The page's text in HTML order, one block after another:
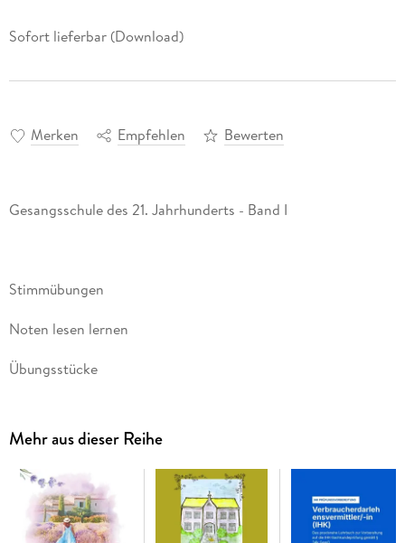
Sofort lieferbar (Download)
Merken Empfehlen Bewerten
Übungsstücke
Mehr aus dieser Reihe